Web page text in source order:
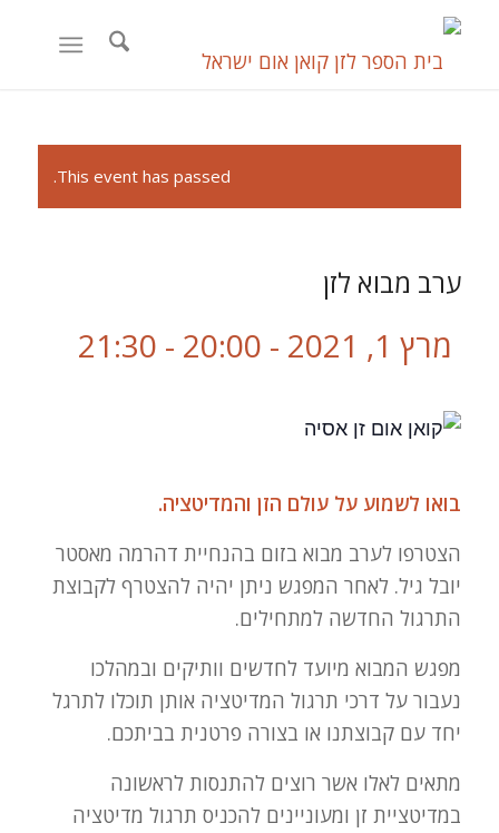
This event has passed.
ערב מבוא לזן
מרץ 1, 2021 - 20:00 -
21:30
בואו לשמוע על עולם הזן והמדיטציה.
הצטרפו לערב מבוא בזום בהנחיית דהרמה מאסטר
יובל גיל. לאחר המפגש ניתן יהיה להצטרף לקבוצת
התרגול החדשה למתחילים.
מפגש המבוא מיועד לחדשים וותיקים ובמהלכו
נעבור על דרכי תרגול המדיטציה אותן תוכלו לתרגל
יחד עם קבוצתנו או בצורה פרטנית בביתכם.
מתאים לאלו אשר רוצים להתנסות לראשונה
במדיטציית זן ומעוניינים להכניס תרגול מדיטציה